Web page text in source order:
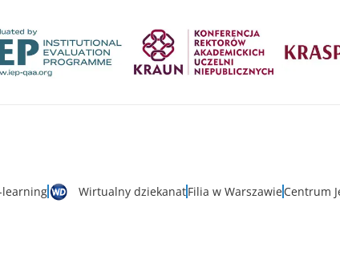
learning Wirtualny dziekanatFilia w WarszawieCentrum